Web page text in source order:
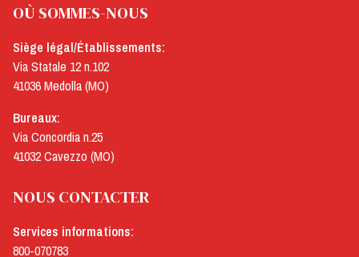
OÙ SOMMES-NOUS
Siège légal/Établissements:
Via Statale 12 n.102
41036 Medolla (MO)
Bureaux:
Via Concordia n.25
41032 Cavezzo (MO)
NOUS CONTACTER
Services informations:
800-070783